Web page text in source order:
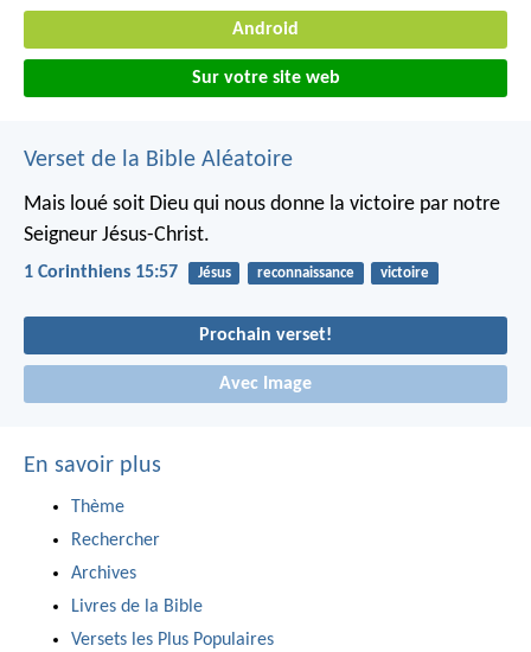
Android
Sur votre site web
Verset de la Bible Aléatoire
Mais loué soit Dieu qui nous donne la victoire par notre
Seigneur Jésus-Christ.
1 Corinthiens 15:57 Jésus reconnaissance victoire
Prochain verset!
Avec Image
En savoir plus
Thème
Rechercher
Archives
Livres de la Bible
Versets les Plus Populaires